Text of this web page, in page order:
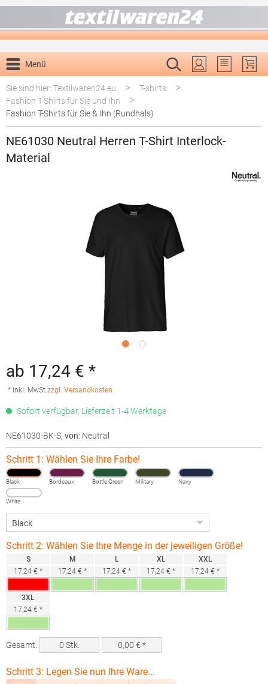
Menü
Du hast 0
Sie sind hier: Textilwaren24.eu
> T-shirts >
Fashion T-Shirts für Sie und Ihn >
Fashion T-Shirts für Sie & Ihn (Rundhals)
NE61030 Neutral Herren T-Shirt Interlock-
Material
ab 17,24 € *
* inkl. MwSt.zzgl. Versandkosten
Sofort verfügbar, Lieferzeit 1-4 Werktage
NE61030-BK-S, von: Neutral
Schritt 1: Wählen Sie Ihre Farbe!
Black Bordeaux Bottle Green Military Navy
White
Schritt 2: Wählen Sie Ihre Menge in der jeweiligen Größe!
S
17,24 € *
M
17,24 € *
L
17,24 € *
XL
17,24 € *
XXL
17,24 € *
3XL
17,24 € *
Gesamt: 0 Stk. 0,00 € *
Schritt 3: Legen Sie nun Ihre Ware...